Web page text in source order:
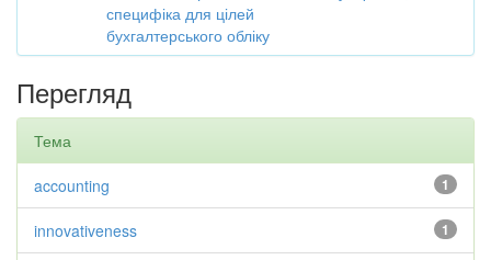
специфіка для цілей
бухгалтерського обліку
Перегляд
Тема
1
accounting
1
innovativeness